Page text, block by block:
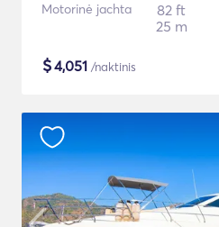
Motorinė jachta
82 ft
25 m
$4,051 /naktinis